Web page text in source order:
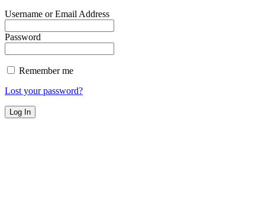
Username or Email Address
Password
Remember me
Lost your password?